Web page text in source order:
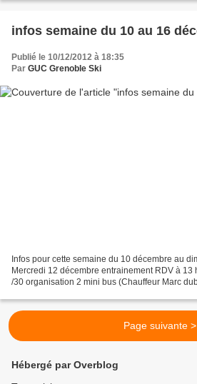
infos semaine du 10 au 16
Publié le 10/12/2012 à 18:35
Par GUC Grenoble Ski
Infos pour cette semaine du 10 décembre au
Mercredi 12 décembre entrainement RDV à 13
/30 organisation 2 mini bus (Chauffeur Marc
Page suivante >
Hébergé par Overblog